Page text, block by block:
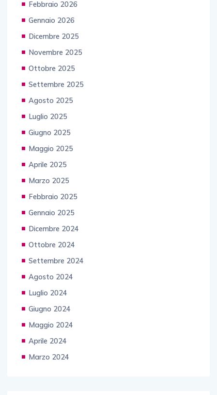
Febbraio 2026
Gennaio 2026
Dicembre 2025
Novembre 2025
Ottobre 2025
Settembre 2025
Agosto 2025
Luglio 2025
Giugno 2025
Maggio 2025
Aprile 2025
Marzo 2025
Febbraio 2025
Gennaio 2025
Dicembre 2024
Ottobre 2024
Settembre 2024
Agosto 2024
Luglio 2024
Giugno 2024
Maggio 2024
Aprile 2024
Marzo 2024